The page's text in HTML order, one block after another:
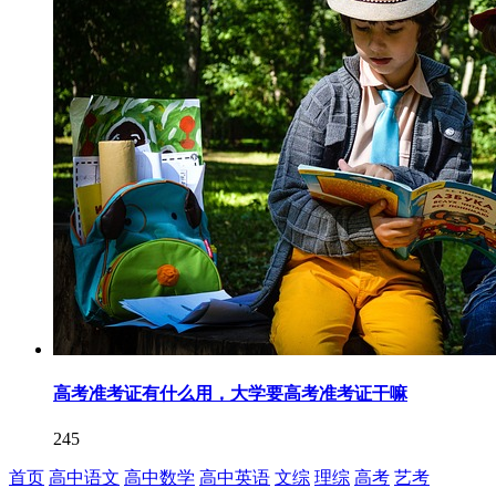
高考准考证有什么用，大学要高考准考证干嘛
245
首页 高中语文 高中数学 高中英语 文综 理综 高考 艺考